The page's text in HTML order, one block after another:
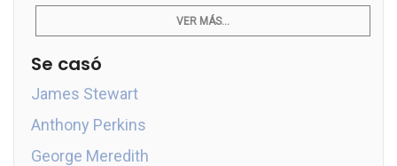
VER MÁS...
Se casó
James Stewart
Anthony Perkins
George Meredith